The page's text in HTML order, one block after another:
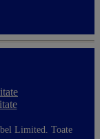
Limited. Toate